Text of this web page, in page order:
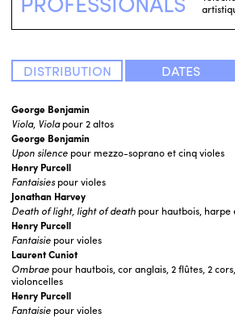
George Benjamin
Viola, Violapour 2 altos
George Benjamin
Upon silence pour mezzo-soprano et cinq violes
Henry Purcell
Fantaisiespour violes
Jonathan Harvey
Death of light, light of death pour hautbois, harpe
Henry Purcell
Fantaisie pour violes
Laurent Cuniot
Ombrae pour hautbois, cor anglais, 2 flûtes, 2
violoncelles
Henry Purcell
Fantaisie pour violes
DISTRIBUTION DATES